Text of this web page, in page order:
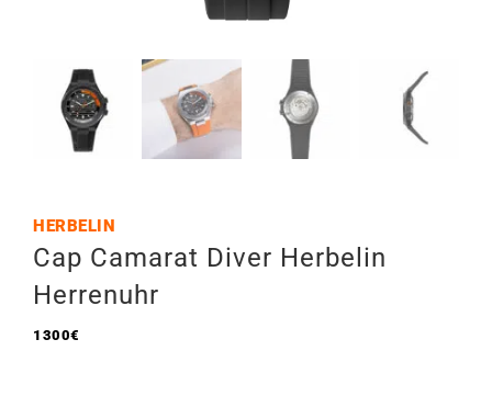
HERBELIN
Cap Camarat Diver Herbelin
Herrenuhr
1300€